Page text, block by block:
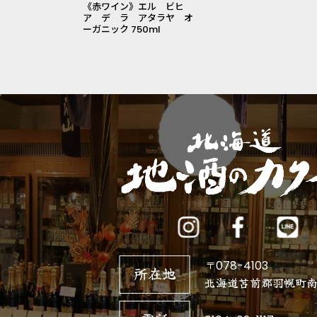
《赤ワイン》エル ビヒ
ア デ ラ アタラヤ オ
ーガニック 750ml
所在地
〒078-4103
北海道苫前郡羽幌町